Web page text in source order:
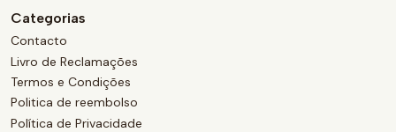
Categorias
Contacto
Livro de Reclamações
Termos e Condições
Politica de reembolso
Política de Privacidade